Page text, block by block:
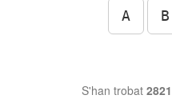
A B
S'han trobat 2821